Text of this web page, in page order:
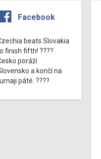
Facebook
beats Slovakia
finish fifth! ????
poráží
a končí na
páté. ????